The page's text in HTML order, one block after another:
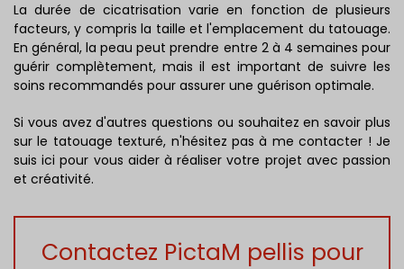
La durée de cicatrisation varie en fonction de plusieurs
facteurs, y compris la taille et l'emplacement du tatouage.
En général, la peau peut prendre entre 2 à 4 semaines pour
guérir complètement, mais il est important de suivre les
soins recommandés pour assurer une guérison optimale.
Si vous avez d'autres questions ou souhaitez en savoir plus
sur le tatouage texturé, n'hésitez pas à me contacter ! Je
suis ici pour vous aider à réaliser votre projet avec passion
et créativité.
Contactez PictaM pellis pour